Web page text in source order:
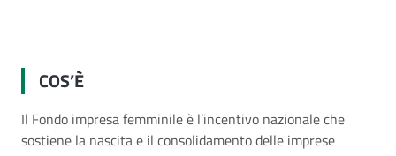
COS’È
Il Fondo impresa femminile è l’incentivo nazionale che
sostiene la nascita e il consolidamento delle imprese